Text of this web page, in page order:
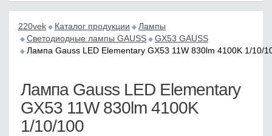
220vek Каталог продукции
Лампы
Светодиодные лампы GAUSS
GX53 GAUSS
Лампа Gauss LED Elementary GX53 11W 830lm 4100K 1/10/
Лампа Gauss LED Elementary
GX53 11W 830lm 4100K
1/10/100